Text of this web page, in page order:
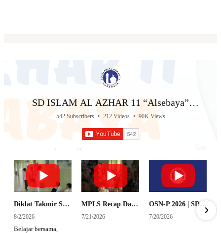
SD ISLAM AL AZHAR 11 “Alsebaya”
Surabaya
542 Subscribers • 212 Videos • 90K Views
Diklat Takmir SDI Al Azhar 11 Surabaya
8/2/2026
Belajar bersama,
MPLS Recap Day 1 - SDI Al Azhar 11 Surabaya
7/21/2026
OSN-P 2026 | SD - 20533043 - SD ISLAM AL AZHAR 11 SURABAYA | IPA
7/20/2026